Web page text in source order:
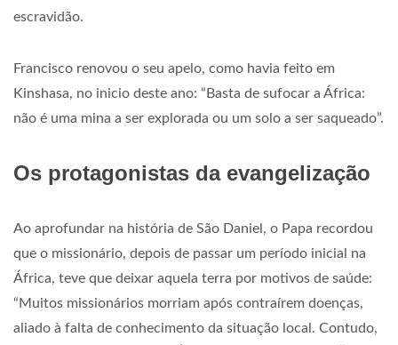
escravidão.
Francisco renovou o seu apelo, como havia feito em
Kinshasa, no inicio deste ano: “Basta de sufocar a África:
não é uma mina a ser explorada ou um solo a ser saqueado”.
Os protagonistas da evangelização
Ao aprofundar na história de São Daniel, o Papa recordou
que o missionário, depois de passar um período inicial na
África, teve que deixar aquela terra por motivos de saúde:
“Muitos missionários morriam após contraírem doenças,
aliado à falta de conhecimento da situação local. Contudo,